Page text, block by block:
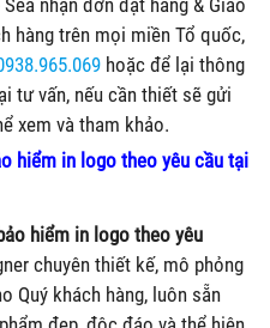
hàng trên mọi miền Tổ quốc,
hoặc để lại thông
tư vấn, nếu cần thiết sẽ gửi
xem và tham khảo.
hiểm in logo theo yêu cầu tại
hiểm in logo theo yêu
chuyên thiết kế, mô phỏng
Quý khách hàng, luôn sẵn